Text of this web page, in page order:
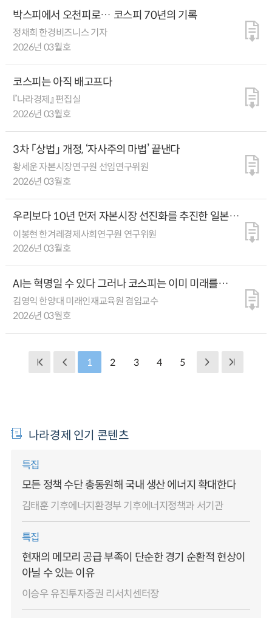
박스피에서 오천피로… 코스피 70년의 기록
정채희 한경비즈니스 기자
2026년 03월호
코스피는 아직 배고프다
『나라경제』 편집실
2026년 03월호
3차 「상법」 개정, ‘자사주의 마법’ 끝낸다
황세운 자본시장연구원 선임연구위원
2026년 03월호
우리보다 10년 먼저 자본시장 선진화를 추진한 일본과
대만의 3가지 전략
이봉현 한겨레경제사회연구원 연구위원
2026년 03월호
AI는 혁명일 수 있다 그러나 코스피는 이미 미래를
선반영했다
김영익 한양대 미래인재교육원 겸임교수
2026년 03월호
1 2 3 4 5
나라경제 인기 콘텐츠
특집
모든 정책 수단 총동원해 국내 생산 에너지 확대한다
김태훈 기후에너지환경부 기후에너지정책과 서기관
특집
현재의 메모리 공급 부족이 단순한 경기 순환적 현상이
아닐 수 있는 이유
이승우 유진투자증권 리서치센터장